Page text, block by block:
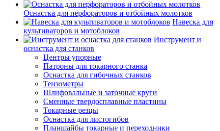
Оснастка для перфораторов и отбойных молотков
Навеска для
культиваторов и мотоблоков
Инструмент и
оснастка для станков
Центры упорные
Патроны для токарного станка
Оснастка для гибочных станков
Тензометры
Шлифовальные и заточные круги
Сменные твердосплавные пластины
Токарные резцы
Оснастка для листогибов
Планшайбы токарные и переходники